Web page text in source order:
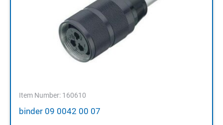
Item Number: 160610
binder 09 0042 00 07